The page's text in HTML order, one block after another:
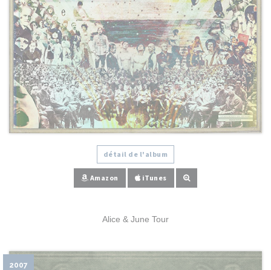
détail de l'album
Amazon iTunes
Alice & June Tour
2007